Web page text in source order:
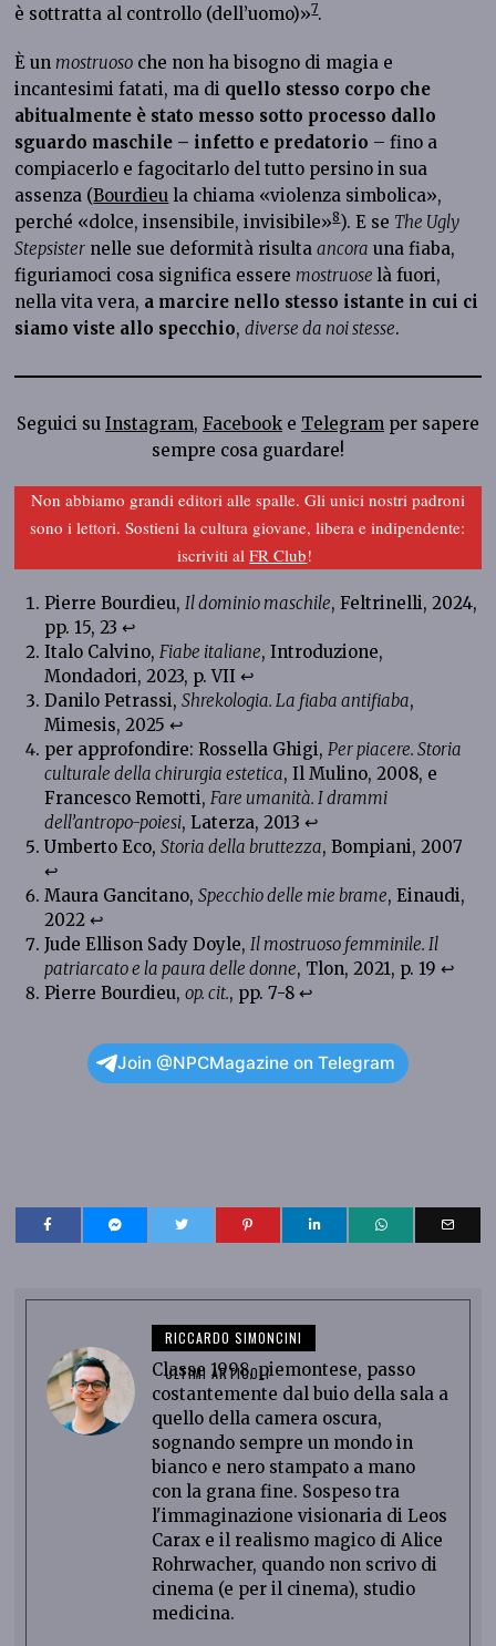
è sottratta al controllo (dell’uomo)»7.
È un mostruoso che non ha bisogno di magia e
incantesimi fatati, ma di quello stesso corpo che
abitualmente è stato messo sotto processo dallo
sguardo maschile – infetto e predatorio – fino a
compiacerlo e fagocitarlo del tutto persino in sua
assenza (Bourdieu la chiama «violenza simbolica»,
perché «dolce, insensibile, invisibile»8). E se The Ugly
Stepsister nelle sue deformità risultaancora una fiaba,
figuriamoci cosa significa essere mostruose là fuori,
nella vita vera, a marcire nello stesso istante in cui ci
siamo viste allo specchio,diverse da noi stesse.
Seguici su Instagram, Facebooke Telegram per sapere
sempre cosa guardare!
Non abbiamo grandi editori alle spalle. Gli unici nostri padroni
sono i lettori. Sostieni la cultura giovane, libera e indipendente:
iscriviti alFR Club!
Pierre Bourdieu, Il dominio maschile, Feltrinelli, 2024,
pp. 15, 23 ↩︎
Italo Calvino, Fiabe italiane, Introduzione,
Mondadori, 2023, p. VII ↩︎
Danilo Petrassi, Shrekologia. La fiaba antifiaba,
Mimesis, 2025 ↩︎
per approfondire: Rossella Ghigi, Per piacere. Storia
culturale della chirurgia estetica, Il Mulino, 2008, e
Francesco Remotti, Fare umanità. I drammi
dell’antropo-poiesi, Laterza, 2013 ↩︎
Umberto Eco, Storia della bruttezza, Bompiani, 2007
↩︎
Maura Gancitano, Specchio delle mie brame, Einaudi,
2022 ↩︎
Jude Ellison Sady Doyle, Il mostruoso femminile. Il
patriarcato e la paura delle donne, Tlon, 2021, p. 19 ↩︎
Pierre Bourdieu, op. cit., pp. 7-8 ↩︎
Join @NPCMagazine on Telegram
RICCARDO SIMONCINI
ULTIMI ARTICOLI
Classe 1998, piemontese, passo
costantemente dal buio della sala a
quello della camera oscura,
sognando sempre un mondo in
bianco e nero stampato a mano
con la grana fine. Sospeso tra
l'immaginazione visionaria di Leos
Carax e il realismo magico di Alice
Rohrwacher, quando non scrivo di
cinema (e per il cinema), studio
medicina.